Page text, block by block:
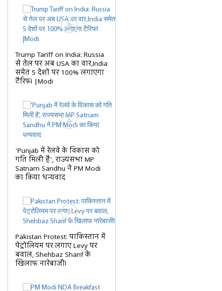
Trump Tariff on India: Russia
से तेल पर अब USA का वार,India
समेत 5 देशों पर 100% लगाएगा
टैरिफ! |Modi
'Punjab में रेलवे के विकास को
गति मिली है', राज्यसभा MP
Satnam Sandhu ने PM Modi
का किया धन्यवाद
Pakistan Protest: पाकिस्तान में
पेट्रोलियम पर लगाए Levy पर
बवाल, Shehbaz Sharif के
खिलाफ नारेबाजी!